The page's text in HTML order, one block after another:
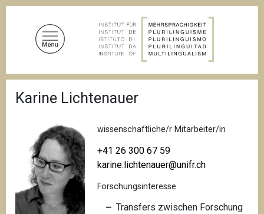
D
f
a
v
g
a
t
i
Karine Lichtenauer
wissenschaftliche/r Mitarbeiter/in
+41 26 300 67 59
karine.lichtenauer@unifr.ch
Forschungsinteresse
Transfers zwischen Forschung